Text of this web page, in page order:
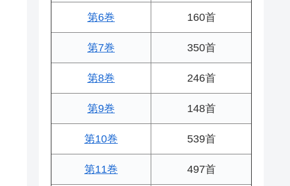
第6巻 160首
第7巻 350首
第8巻 246首
第9巻 148首
第10巻 539首
第11巻 497首